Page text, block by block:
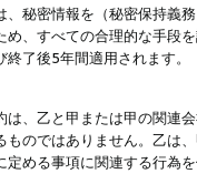
秘密情報を（秘密保持義
、すべての合理的な手段
了後5年間適用されます。
、乙と甲または甲の関連
のではありません。乙は
める事項に関連する行為